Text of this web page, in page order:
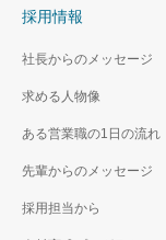
採用情報
社長からのメッセージ
求める人物像
ある営業職の1日の流れ
先輩からのメッセージ
採用担当から